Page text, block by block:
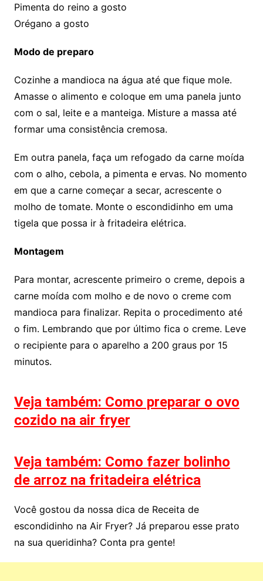
Pimenta do reino a gosto
Orégano a gosto
Modo de preparo
Cozinhe a mandioca na água até que fique mole.
Amasse o alimento e coloque em uma panela junto
com o sal, leite e a manteiga. Misture a massa até
formar uma consistência cremosa.
Em outra panela, faça um refogado da carne moída
com o alho, cebola, a pimenta e ervas. No momento
em que a carne começar a secar, acrescente o
molho de tomate. Monte o escondidinho em uma
tigela que possa ir à fritadeira elétrica.
Montagem
Para montar, acrescente primeiro o creme, depois a
carne moída com molho e de novo o creme com
mandioca para finalizar. Repita o procedimento até
o fim. Lembrando que por último fica o creme. Leve
o recipiente para o aparelho a 200 graus por 15
minutos.
Veja também: Como preparar o ovo
cozido na air fryer
Veja também: Como fazer bolinho
de arroz na fritadeira elétrica
Você gostou da nossa dica de Receita de
escondidinho na Air Fryer? Já preparou esse prato
na sua queridinha? Conta pra gente!